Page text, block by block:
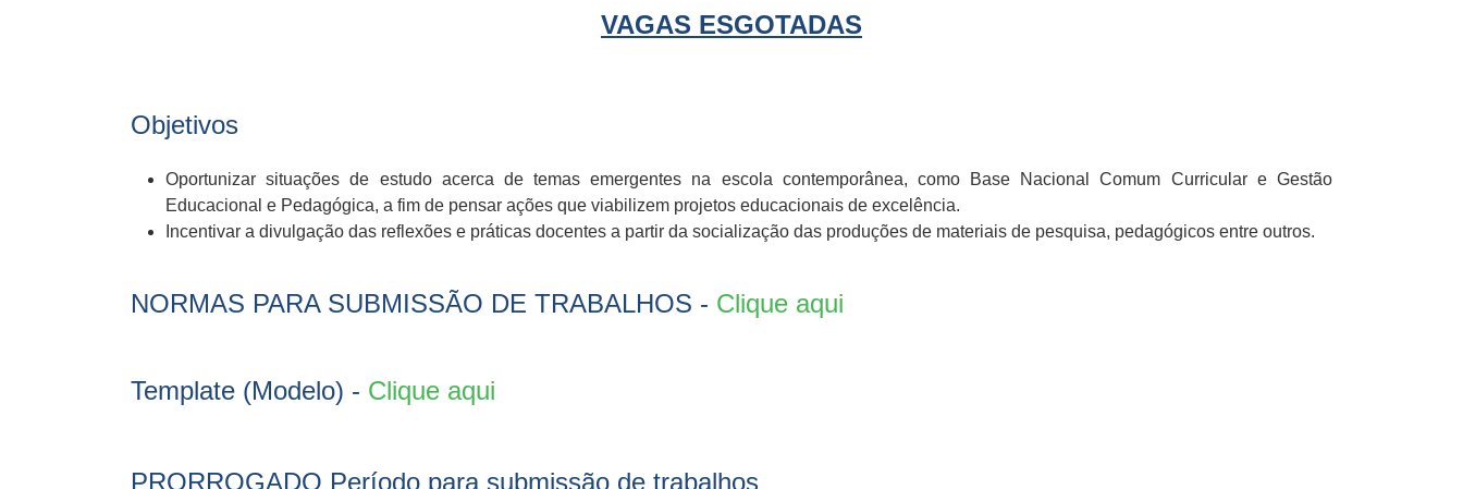
VAGAS ESGOTADAS
Objetivos
Oportunizar situações de estudo acerca de temas emergentes na escola contemporânea, como Base Nacional Comum Curricular e Gestão
Educacional e Pedagógica, a fim de pensar ações que viabilizem projetos educacionais de excelência.
Incentivar a divulgação das reflexões e práticas docentes a partir da socialização das produções de materiais de pesquisa, pedagógicos entre outros.
NORMAS PARA SUBMISSÃO DE TRABALHOS - Clique aqui
Template (Modelo) - Clique aqui
PRORROGADO Período para submissão de trabalhos